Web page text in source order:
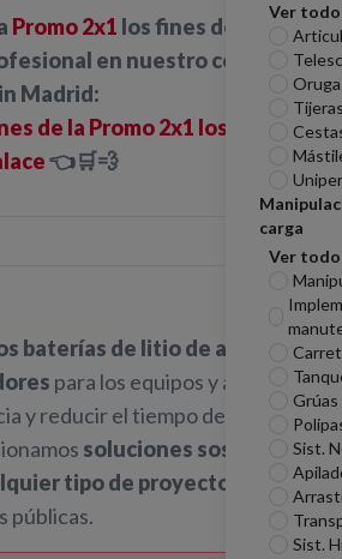
Ver todo
carga
Ver todo
Grúas
Sist.
Sist.
Promo 2x1 los fines de semana
en nuestro corner de
Madrid:
de la Promo 2x1 los fines de
👈🛒💨
baterías de litio de alta
para los equipos y así
y reducir el tiempo de
soluciones sostenibles y
tipo de proyectos
públicas.